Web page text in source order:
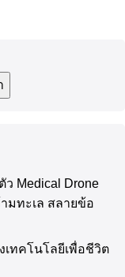
ว Medical Drone
มทะเล สลายข้อ
ทคโนโลยีเพื่อชีวิต